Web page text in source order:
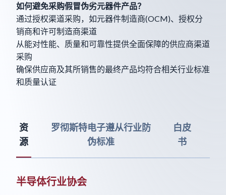
如何避免采购假冒伪劣元器件产品？
通过授权渠道采购，如元器件制造商(OCM)、授权分
销商和许可制造商渠道
从能对性能、质量和可靠性提供全面保障的供应商渠道
采购
确保供应商及其所销售的最终产品均符合相关行业标准
和质量认证
资
源
罗彻斯特电子遵从行业防
伪标准
白皮
书
半导体行业协会